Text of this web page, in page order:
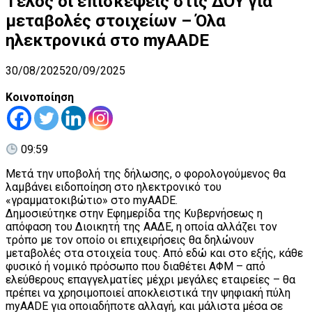
μεταβολές στοιχείων – Όλα
ηλεκτρονικά στο myAADE
30/08/202520/09/2025
Κοινοποίηση
09:59
Μετά την υποβολή της δήλωσης, ο φορολογούμενος θα
λαμβάνει ειδοποίηση στο ηλεκτρονικό του
«γραμματοκιβώτιο» στο myAADE.
Δημοσιεύτηκε στην Εφημερίδα της Κυβερνήσεως η
απόφαση του Διοικητή της ΑΑΔΕ, η οποία αλλάζει τον
τρόπο με τον οποίο οι επιχειρήσεις θα δηλώνουν
μεταβολές στα στοιχεία τους. Από εδώ και στο εξής, κάθε
φυσικό ή νομικό πρόσωπο που διαθέτει ΑΦΜ – από
ελεύθερους επαγγελματίες μέχρι μεγάλες εταιρείες – θα
πρέπει να χρησιμοποιεί αποκλειστικά την ψηφιακή πύλη
myAADE για οποιαδήποτε αλλαγή, και μάλιστα μέσα σε